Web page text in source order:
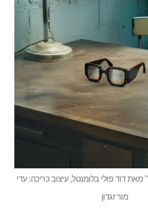
דוד פולי בלומנטל, עיצוב כריכה: עדי
מור זגדון